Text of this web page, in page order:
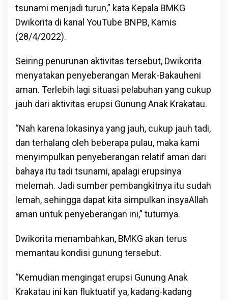
tsunami menjadi turun,” kata Kepala BMKG
Dwikorita di kanal YouTube BNPB, Kamis
(28/4/2022).
Seiring penurunan aktivitas tersebut, Dwikorita
menyatakan penyeberangan Merak-Bakauheni
aman. Terlebih lagi situasi pelabuhan yang cukup
jauh dari aktivitas erupsi Gunung Anak Krakatau.
“Nah karena lokasinya yang jauh, cukup jauh tadi,
dan terhalang oleh beberapa pulau, maka kami
menyimpulkan penyeberangan relatif aman dari
bahaya itu tadi tsunami, apalagi erupsinya
melemah. Jadi sumber pembangkitnya itu sudah
lemah, sehingga dapat kita simpulkan insyaAllah
aman untuk penyeberangan ini,” tuturnya.
Dwikorita menambahkan, BMKG akan terus
memantau kondisi gunung tersebut.
“Kemudian mengingat erupsi Gunung Anak
Krakatau ini kan fluktuatif ya, kadang-kadang